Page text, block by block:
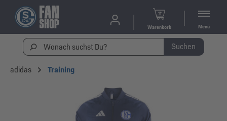
Warenkorb Menü
Suchen
adidas Training